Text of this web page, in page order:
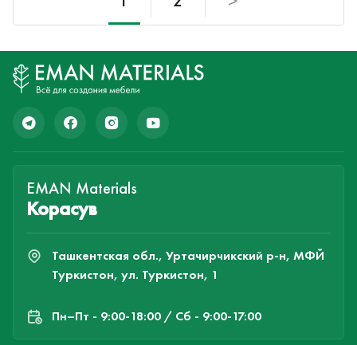
EMAN Materials
Корасув
Ташкентская обл., Уртачирчикский р-н, МФЙ
Туркистон, ул. Туркистон, 1
Пн–Пт - 9:00-18:00 / Сб - 9:00-17:00